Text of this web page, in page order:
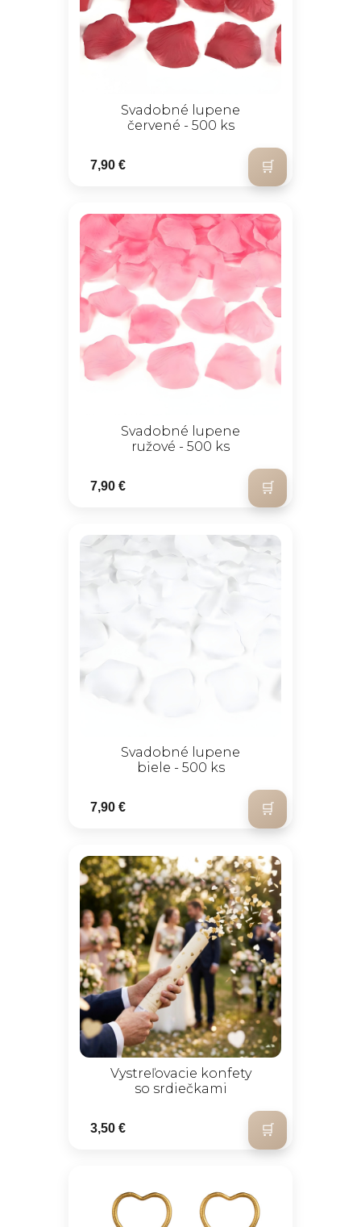
Svadobné lupene
červené - 500 ks
7,90 €
Svadobné lupene
ružové - 500 ks
7,90 €
Svadobné lupene
biele - 500 ks
7,90 €
Vystreľovacie konfety
so srdiečkami
3,50 €